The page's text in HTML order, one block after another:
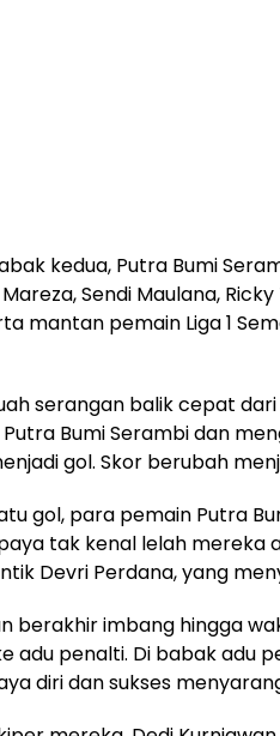
kedua, Putra Bumi
Sendi Maulana,
mantan pemain Liga 1
serangan balik cepat
Bumi Serambi dan
gol. Skor berubah
gol, para pemain Putra
tak kenal lelah
Devri Perdana, yang
berakhir imbang hingga
adu penalti. Di babak adu
diri dan sukses